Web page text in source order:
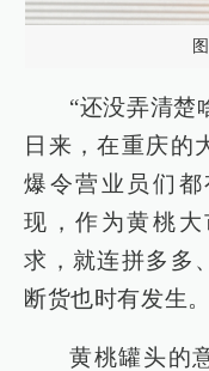
“还没弄清楚
日来，在重庆的
爆令营业员们
现，作为黄桃
求，就连拼多多
断货也时有发生。
黄桃罐头的